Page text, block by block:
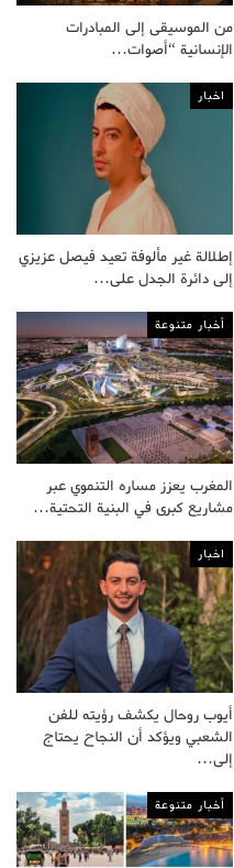
من الموسيقى إلى المبادرات
الإنسانية “أصوات…
اخبار
إطلالة غير مألوفة تعيد فيصل عزيزي
إلى دائرة الجدل على…
أخبار متنوعة
المغرب يعزز مساره التنموي عبر
مشاريع كبرى في البنية التحتية…
اخبار
أيوب روحال يكشف رؤيته للفن
الشعبي ويؤكد أن النجاح يحتاج
إلى…
أخبار متنوعة